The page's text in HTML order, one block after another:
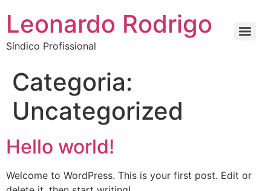
Leonardo Rodrigo
Síndico Profissional
Categoria:
Uncategorized
Hello world!
Welcome to WordPress. This is your first post. Edit or